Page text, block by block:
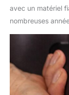
avec un matériel
nombreuses